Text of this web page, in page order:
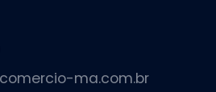
ma.com.br